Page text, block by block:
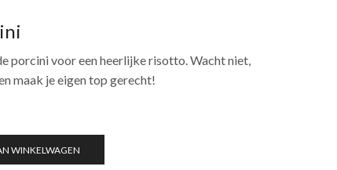
porcini voor een heerlijke risotto. Wacht niet,
maak je eigen top gerecht!
WINKELWAGEN